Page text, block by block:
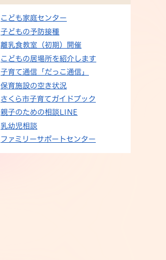
こども家庭センター
子どもの予防接種
離乳食教室（初期）開催
こどもの居場所を紹介します
子育て通信「だっこ通信」
保育施設の空き状況
さくら市子育てガイドブック
親子のための相談LINE
乳幼児相談
ファミリーサポートセンター